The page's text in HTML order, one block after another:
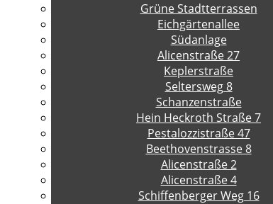
Grüne Stadtterrassen
Eichgärtenallee
Südanlage
Alicenstraße 27
Keplerstraße
Seltersweg 8
Schanzenstraße
Hein Heckroth Straße 7
Pestalozzistraße 47
Beethovenstrasse 8
Alicenstraße 2
Alicenstraße 4
Schiffenberger Weg 16